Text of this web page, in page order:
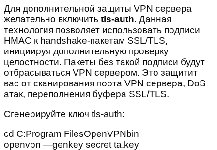
Для дополнительной защиты VPN сервера
желательно включить tls-auth. Данная
технология позволяет использовать подписи
HMAC к handshake-пакетам SSL/TLS,
инициируя дополнительную проверку
целостности. Пакеты без такой подписи будут
отбрасываться VPN сервером. Это защитит
вас от сканирования порта VPN сервера, DoS
атак, переполнения буфера SSL/TLS.
Сгенерируйте ключ tls-auth:
cd C:Program FilesOpenVPNbin
openvpn —genkey secret ta.key